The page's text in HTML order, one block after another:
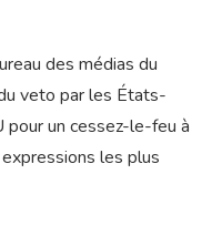
des médias du
veto par les États-
pour un cessez-le-feu à
les plus